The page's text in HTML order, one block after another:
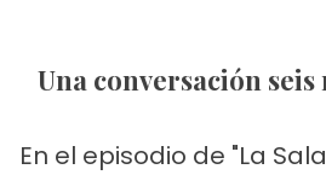
Una conversación
En el episodio de "La